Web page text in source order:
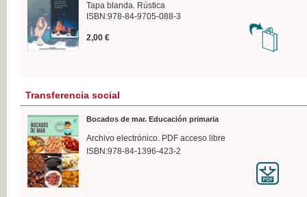
Tapa blanda. Rústica
ISBN:978-84-9705-088-3
2,00 €
Transferencia social
Bocados de mar. Educación primaria
Archivo electrónico. PDF acceso libre
ISBN:978-84-1396-423-2